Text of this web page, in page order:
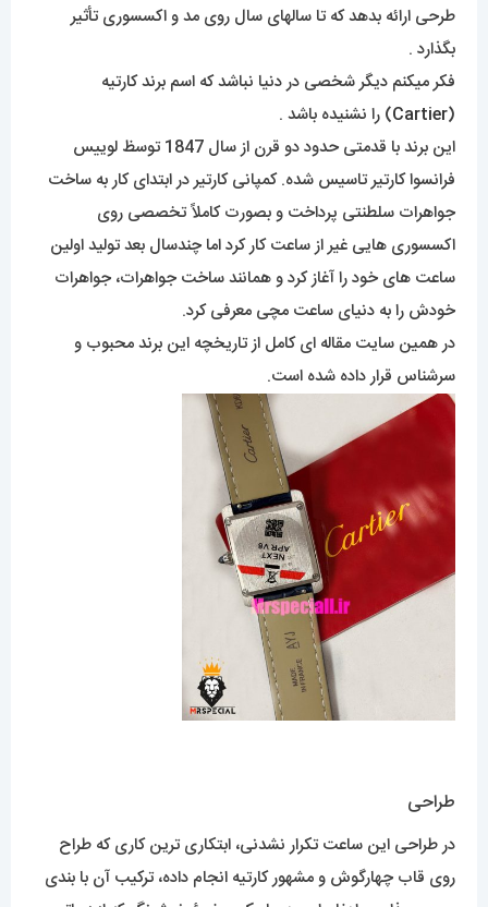
طرحی ارائه بدهد که تا سالهای سال روی مد و اکسسوری تأثیر
بگذارد .
فکر میکنم دیگر شخصی در دنیا نباشد که اسم برند کارتیه
(
Cartier) را نشنیده باشد .
این برند با قدمتی حدود دو قرن از سال 1847 توسظ لوییس
فرانسوا کارتیر تاسیس شده. کمپانی کارتیر در ابتدای کار به ساخت
جواهرات سلطنتی پرداخت و بصورت کاملاً تخصصی روی
اکسسوری هایی غیر از ساعت کار کرد اما چندسال بعد تولید اولین
ساعت های خود را آغاز کرد و همانند ساخت جواهرات، جواهرات
خودش را به دنیای ساعت مچی معرفی کرد.
در همین سایت مقاله ای کامل از تاریخچه این برند محبوب و
سرشناس قرار داده شده است.
طراحی
در طراحی این ساعت تکرار نشدنی، ابتکاری ترین کاری که طراح
روی قاب چهارگوش و مشهور کارتیه انجام داده، ترکیب آن با بندی